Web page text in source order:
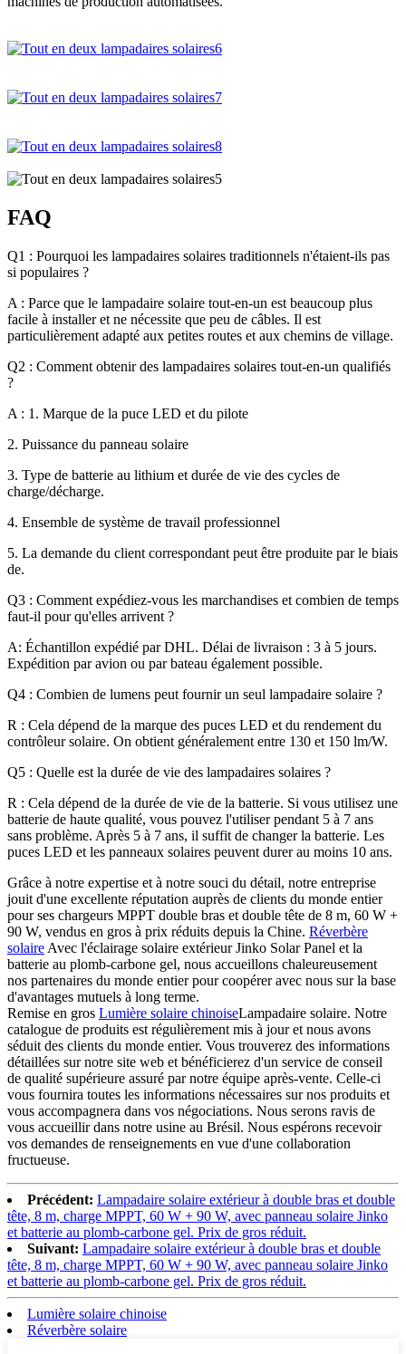
FAQ
Q1 : Pourquoi les lampadaires solaires traditionnels n'étaient-ils pas
si populaires ?
A : Parce que le lampadaire solaire tout-en-un est beaucoup plus
facile à installer et ne nécessite que peu de câbles. Il est
particulièrement adapté aux petites routes et aux chemins de village.
Q2 : Comment obtenir des lampadaires solaires tout-en-un qualifiés
?
A : 1. Marque de la puce LED et du pilote
2. Puissance du panneau solaire
3. Type de batterie au lithium et durée de vie des cycles de
charge/décharge.
4. Ensemble de système de travail professionnel
5. La demande du client correspondant peut être produite par le biais
de.
Q3 : Comment expédiez-vous les marchandises et combien de temps
faut-il pour qu'elles arrivent ?
A: Échantillon expédié par DHL. Délai de livraison : 3 à 5 jours.
Expédition par avion ou par bateau également possible.
Q4 : Combien de lumens peut fournir un seul lampadaire solaire ?
R : Cela dépend de la marque des puces LED et du rendement du
contrôleur solaire. On obtient généralement entre 130 et 150 lm/W.
Q5 : Quelle est la durée de vie des lampadaires solaires ?
R : Cela dépend de la durée de vie de la batterie. Si vous utilisez une
batterie de haute qualité, vous pouvez l'utiliser pendant 5 à 7 ans
sans problème. Après 5 à 7 ans, il suffit de changer la batterie. Les
puces LED et les panneaux solaires peuvent durer au moins 10 ans.
Grâce à notre expertise et à notre souci du détail, notre entreprise
jouit d'une excellente réputation auprès de clients du monde entier
pour ses chargeurs MPPT double bras et double tête de 8 m, 60 W +
90 W, vendus en gros à prix réduits depuis la Chine. Réverbère
solaire Avec l'éclairage solaire extérieur Jinko Solar Panel et la
batterie au plomb-carbone gel, nous accueillons chaleureusement
nos partenaires du monde entier pour coopérer avec nous sur la base
d'avantages mutuels à long terme.
Remise en gros Lumière solaire chinoiseLampadaire solaire. Notre
catalogue de produits est régulièrement mis à jour et nous avons
séduit des clients du monde entier. Vous trouverez des informations
détaillées sur notre site web et bénéficierez d'un service de conseil
de qualité supérieure assuré par notre équipe après-vente. Celle-ci
vous fournira toutes les informations nécessaires sur nos produits et
vous accompagnera dans vos négociations. Nous serons ravis de
vous accueillir dans notre usine au Brésil. Nous espérons recevoir
vos demandes de renseignements en vue d'une collaboration
fructueuse.
Précédent: Lampadaire solaire extérieur à double bras et double
tête, 8 m, charge MPPT, 60 W + 90 W, avec panneau solaire Jinko
et batterie au plomb-carbone gel. Prix de gros réduit.
Suivant: Lampadaire solaire extérieur à double bras et double
tête, 8 m, charge MPPT, 60 W + 90 W, avec panneau solaire Jinko
et batterie au plomb-carbone gel. Prix de gros réduit.
Lumière solaire chinoise
Réverbère solaire